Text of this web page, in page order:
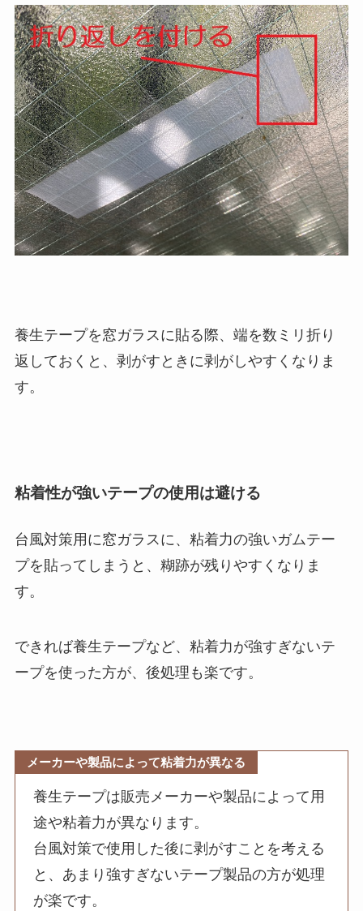
養生テープを窓ガラスに貼る際、端を数ミリ折り
返しておくと、剥がすときに剥がしやすくなりま
す。
粘着性が強いテープの使用は避ける
台風対策用に窓ガラスに、粘着力の強いガムテー
プを貼ってしまうと、糊跡が残りやすくなりま
す。
できれば養生テープなど、粘着力が強すぎないテ
ープを使った方が、後処理も楽です。
メーカーや製品によって粘着力が異なる
養生テープは販売メーカーや製品によって用
途や粘着力が異なります。
台風対策で使用した後に剥がすことを考える
と、あまり強すぎないテープ製品の方が処理
が楽です。